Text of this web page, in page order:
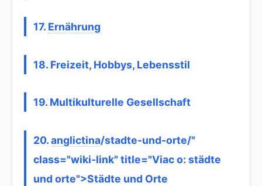
17. Ernährung
18. Freizeit, Hobbys, Lebensstil
19. Multikulturelle Gesellschaft
20.anglictina/stadte-und-orte/"
class="wiki-link" title="Viac o: städte
und orte">Städte und Orte